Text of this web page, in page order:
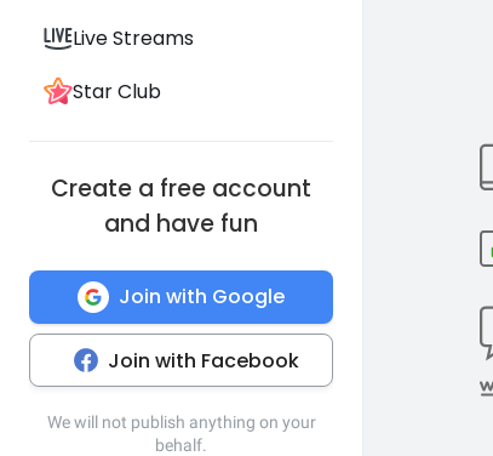
Live Streams
Star Club
Create a free account
and have fun
Join with Google
Join with Facebook
We will not publish anything on your
behalf.